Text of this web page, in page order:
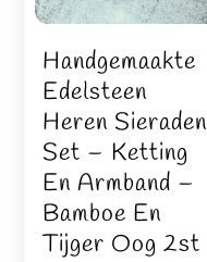
Handgemaakte
Edelsteen
Heren Sieraden
Set – Ketting
En Armband –
Bamboe En
Tijger Oog 2st